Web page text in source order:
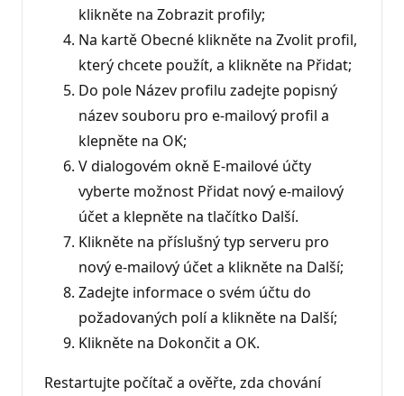
klikněte na Zobrazit profily;
Na kartě Obecné klikněte na Zvolit profil,
který chcete použít, a klikněte na Přidat;
Do pole Název profilu zadejte popisný
název souboru pro e-mailový profil a
klepněte na OK;
V dialogovém okně E-mailové účty
vyberte možnost Přidat nový e-mailový
účet a klepněte na tlačítko Další.
Klikněte na příslušný typ serveru pro
nový e-mailový účet a klikněte na Další;
Zadejte informace o svém účtu do
požadovaných polí a klikněte na Další;
Klikněte na Dokončit a OK.
Restartujte počítač a ověřte, zda chování